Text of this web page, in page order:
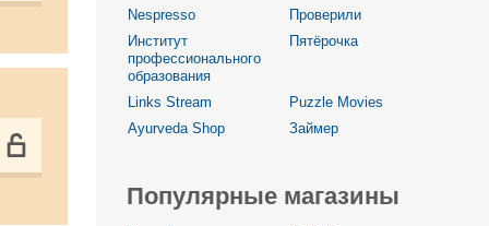
Nespresso
Проверили
Институт
профессионального
образования
Пятёрочка
Links Stream
Puzzle Movies
Ayurveda Shop
Займер
Популярные магазины